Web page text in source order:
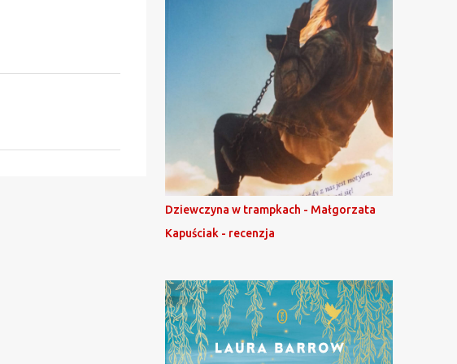
Dziewczyna w trampkach - Małgorzata
Kapuściak - recenzja